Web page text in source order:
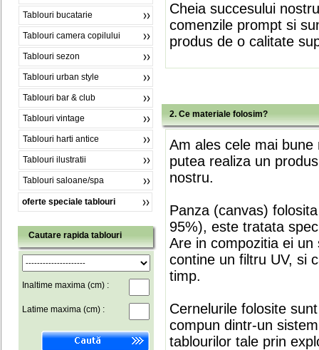
Tablouri bucatarie
Tablouri camera copilului
Tablouri sezon
Tablouri urban style
Tablouri bar & club
Tablouri vintage
Tablouri harti antice
Tablouri ilustratii
Tablouri saloane/spa
oferte speciale tablouri
Cautare rapida tablouri
Inaltime maxima (cm) :
Latime maxima (cm) :
Cheia succesului
comenzile prompt si
produs de o calitate
2. Ce materiale folosim?
Am ales cele mai
putea realiza un
nostru.
Panza (canvas)
95%), este tratata
Are in compozitia ei
contine un filtru UV, si
timp.
Cernelurile folosite
compun dintr-un
tablourilor tale prin